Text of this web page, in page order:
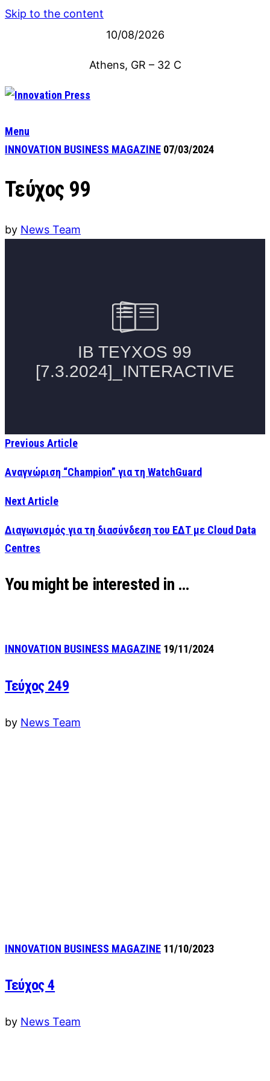
Skip to the content
10/08/2026
Athens, GR – 32 C
Menu
INNOVATION BUSINESS MAGAZINE 07/03/2024
Τεύχος 99
by News Team
Previous Article
Αναγνώριση “Champion” για τη WatchGuard
Next Article
Διαγωνισμός για τη διασύνδεση του ΕΔΤ με Cloud Data
Centres
You might be interested in …
INNOVATION BUSINESS MAGAZINE 19/11/2024
Τεύχος 249
by News Team
INNOVATION BUSINESS MAGAZINE 11/10/2023
Τεύχος 4
by News Team